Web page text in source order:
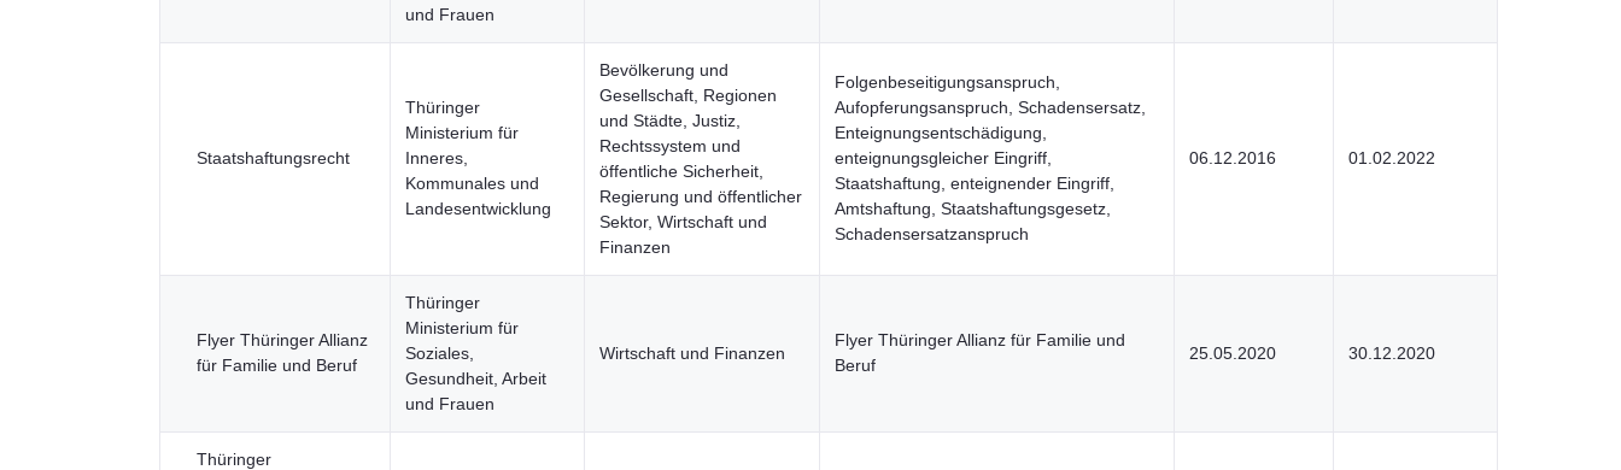
und Frauen
Staatshaftungsrecht
Thüringer
Ministerium für
Inneres,
Kommunales und
Landesentwicklung
Bevölkerung und
Gesellschaft, Regionen
und Städte, Justiz,
Rechtssystem und
öffentliche Sicherheit,
Regierung und öffentlicher
Sektor, Wirtschaft und
Finanzen
Folgenbeseitigungsanspruch,
Aufopferungsanspruch, Schadensersatz,
Enteignungsentschädigung,
enteignungsgleicher Eingriff,
Staatshaftung, enteignender Eingriff,
Amtshaftung, Staatshaftungsgesetz,
Schadensersatzanspruch
06.12.2016 01.02.2022
Flyer Thüringer Allianz
für Familie und Beruf
Thüringer
Ministerium für
Soziales,
Gesundheit, Arbeit
und Frauen
Wirtschaft und Finanzen
Flyer Thüringer Allianz für Familie und
Beruf
25.05.2020 30.12.2020
Thüringer